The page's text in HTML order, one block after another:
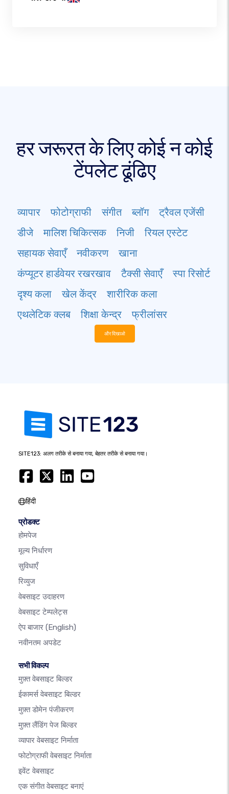
हर जरूरत के लिए कोई न कोई
टेंपलेट ढूंढिए
व्यापार फोटोग्राफी संगीत ब्लॉग
ट्रैवल एजेंसी
डीजे
मालिश चिकित्सक निजी
रियल एस्टेट
सहायक सेवाएँ
नवीकरण
खाना
कंप्यूटर हार्डवेयर रखरखाव
टैक्सी सेवाएँ
स्पा रिसोर्ट
दृश्य कला
खेल केंद्र
शारीरिक कला
एथलेटिक क्लब
शिक्षा केन्द्र फ्रीलांसर
और दिखाओ
SITE123: अलग तरीके से बनाया गया, बेहतर तरीके से बनाया गया।
हिंदी
प्रोडक्ट
होमपेज
मूल्य निर्धारण
सुविधाएँ
रिव्युज
वेबसाइट उदाहरण
वेबसाइट टेम्पलेट्स
ऐप बाजार (English)
नवीनतम अपडेट
सभी विकल्प
मुफ़्त वेबसाइट बिल्डर
ईकामर्स वेबसाइट बिल्डर
मुफ़्त डोमेन पंजीकरण
मुफ़्त लैंडिंग पेज बिल्डर
व्यापार वेबसाइट निर्माता
फोटोग्राफी वेबसाइट निर्माता
इवेंट वेबसाइट
एक संगीत वेबसाइट बनाएं